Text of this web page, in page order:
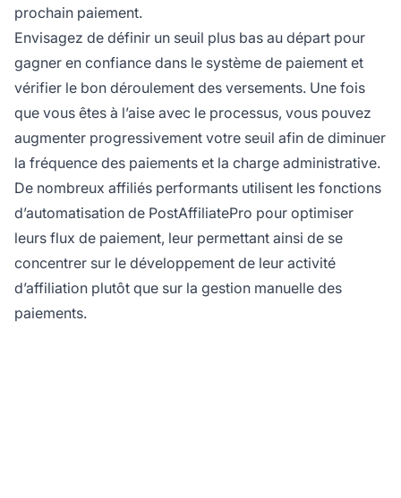
prochain paiement.
Envisagez de définir un seuil plus bas au départ pour
gagner en confiance dans le système de paiement et
vérifier le bon déroulement des versements. Une fois
que vous êtes à l’aise avec le processus, vous pouvez
augmenter progressivement votre seuil afin de diminuer
la fréquence des paiements et la charge administrative.
De nombreux affiliés performants utilisent les fonctions
d’automatisation de PostAffiliatePro pour optimiser
leurs flux de paiement, leur permettant ainsi de se
concentrer sur le développement de leur activité
d’affiliation plutôt que sur la gestion manuelle des
paiements.